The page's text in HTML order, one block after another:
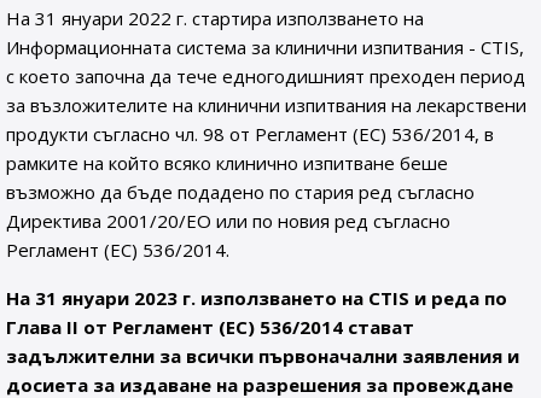
На 31 януари 2022 г. стартира използването на
Информационната система за клинични изпитвания - CTIS,
с което започна да тече едногодишният преходен период
за възложителите на клинични изпитвания на лекарствени
продукти съгласно чл. 98 от Регламент (ЕС) 536/2014, в
рамките на който всяко клинично изпитване беше
възможно да бъде подадено по стария ред съгласно
Директива 2001/20/ЕО или по новия ред съгласно
Регламент (ЕС) 536/2014.
На 31 януари 2023 г. използването на CTIS и реда по
Глава II от Регламент (ЕС) 536/2014 стават
задължителни за всички първоначални заявления и
досиета за издаване на разрешения за провеждане